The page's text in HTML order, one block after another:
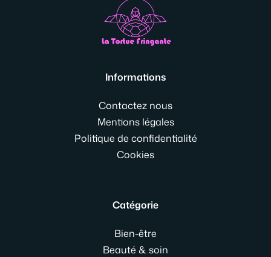
Informations
Contactez nous
Mentions légales
Politique de confidentialité
Cookies
Catégorie
Bien-être
Beauté & soin